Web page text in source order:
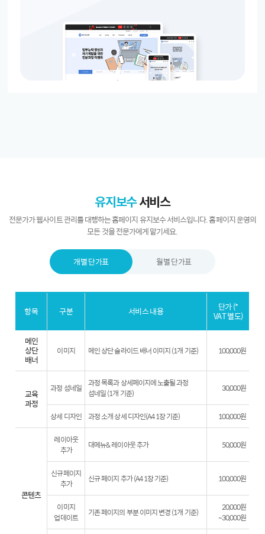
유지보수서비스
전문가가 웹사이트 관리를 대행하는 홈페이지 유지보수 서비스입니다.홈페이지 운영의
모든 것을 전문가에게 맡기세요.
개별 단가표 월별 단가표
항목 구분 서비스 내용 단가 (*
VAT 별도)
메인
상단
배너
이미지 메인 상단 슬라이드 배너 이미지 (1개 기준) 100,000원
교육
과정
과정 섬네일
과정 목록과 상세페이지에 노출될 과정
섬네일 (1개 기준)
30,000원
상세 디자인 과정 소개 상세 디자인(A4 1장 기준) 100,000원
콘텐츠
레이아웃
추가
대메뉴& 레이아웃 추가 50,000원
신규페이지
추가
신규 페이지 추가 (A4 1장 기준) 100,000원
이미지
업데이트
기존 페이지의 부분 이미지 변경 (1개 기준)
20,000원
~30,000원